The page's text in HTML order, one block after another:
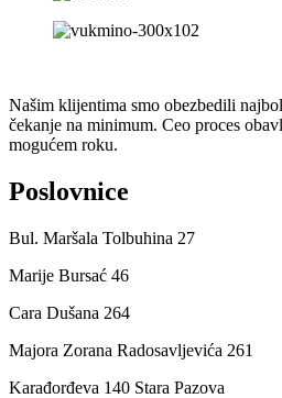
Našim klijentima smo obezbedili
čekanje na minimum. Ceo proces
mogućem roku.
Poslovnice
Bul. Maršala Tolbuhina 27
Marije Bursać 46
Cara Dušana 264
Majora Zorana Radosavljevića 261
Karađorđeva 140 Stara Pazova